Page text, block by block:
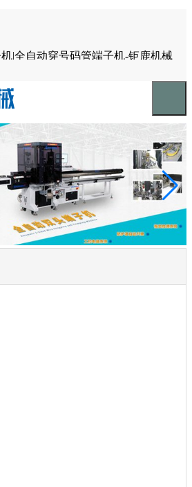
|全自动穿号码管端子机-钜鹿机械